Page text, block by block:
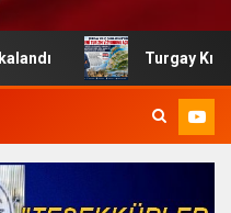
Turgay Kılıç